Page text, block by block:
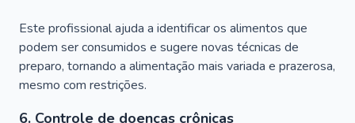
Este profissional ajuda a identificar os alimentos que
podem ser consumidos e sugere novas técnicas de
preparo, tornando a alimentação mais variada e prazerosa,
mesmo com restrições.
6. Controle de doenças crônicas